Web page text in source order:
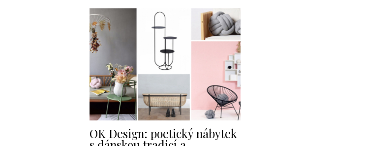
OK Design: poetický nábytek